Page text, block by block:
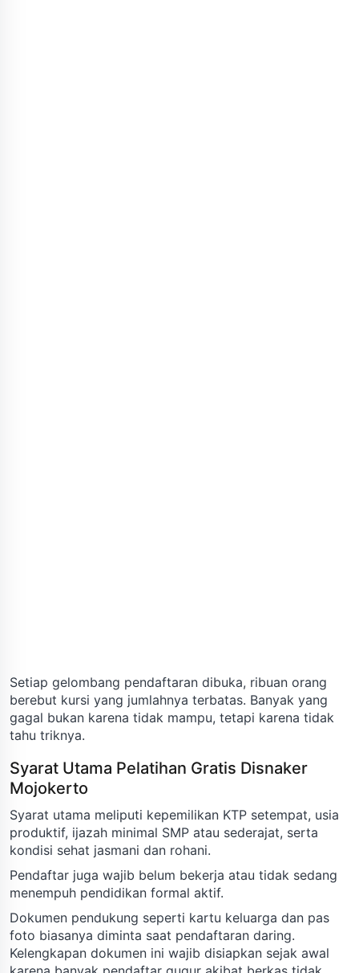
Setiap gelombang pendaftaran dibuka, ribuan orang
berebut kursi yang jumlahnya terbatas. Banyak yang
gagal bukan karena tidak mampu, tetapi karena tidak
tahu triknya.
Syarat Utama Pelatihan Gratis Disnaker
Mojokerto
Syarat utama meliputi kepemilikan KTP setempat, usia
produktif, ijazah minimal SMP atau sederajat, serta
kondisi sehat jasmani dan rohani.
Pendaftar juga wajib belum bekerja atau tidak sedang
menempuh pendidikan formal aktif.
Dokumen pendukung seperti kartu keluarga dan pas
foto biasanya diminta saat pendaftaran daring.
Kelengkapan dokumen ini wajib disiapkan sejak awal